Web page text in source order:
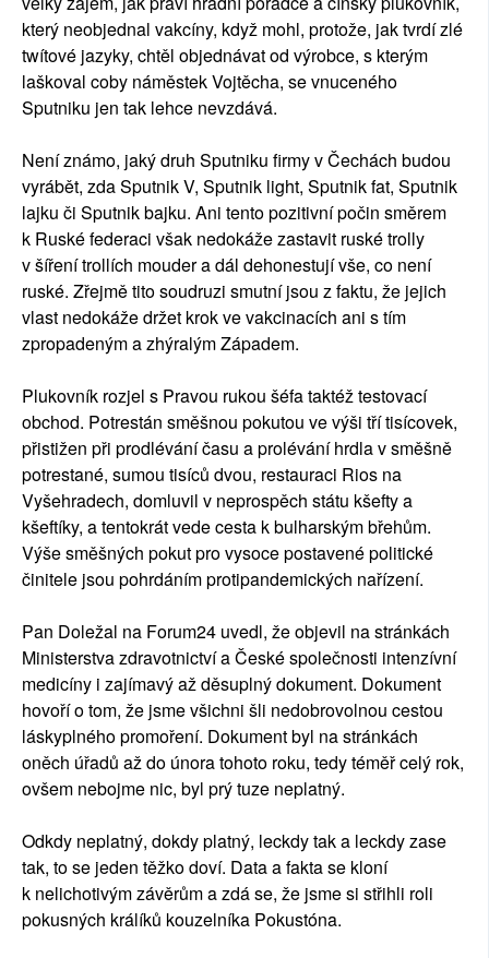
který neobjednal vakcíny, když mohl, protože, jak tvrdí zlé
twítové jazyky, chtěl objednávat od výrobce, s kterým
laškoval coby náměstek Vojtěcha, se vnuceného
Sputniku jen tak lehce nevzdává.
Není známo, jaký druh Sputniku firmy v Čechách budou
vyrábět, zda Sputnik V, Sputnik light, Sputnik fat, Sputnik
lajku či Sputnik bajku. Ani tento pozitivní počin směrem
k Ruské federaci však nedokáže zastavit ruské trolly
v šíření trollích mouder a dál dehonestují vše, co není
ruské. Zřejmě tito soudruzi smutní jsou z faktu, že jejich
vlast nedokáže držet krok ve vakcinacích ani s tím
zpropadeným a zhýralým Západem.
Plukovník rozjel s Pravou rukou šéfa taktéž testovací
obchod. Potrestán směšnou pokutou ve výši tří tisícovek,
přistižen při prodlévání času a prolévání hrdla v směšně
potrestané, sumou tisíců dvou, restauraci Rios na
Vyšehradech, domluvil v neprospěch státu kšefty a
kšeftíky, a tentokrát vede cesta k bulharským břehům.
Výše směšných pokut pro vysoce postavené politické
činitele jsou pohrdáním protipandemických nařízení.
Pan Doležal na Forum24 uvedl, že objevil na stránkách
Ministerstva zdravotnictví a České společnosti intenzívní
medicíny i zajímavý až děsuplný dokument. Dokument
hovoří o tom, že jsme všichni šli nedobrovolnou cestou
láskyplného promoření. Dokument byl na stránkách
oněch úřadů až do února tohoto roku, tedy téměř celý rok,
ovšem nebojme nic, byl prý tuze neplatný.
Odkdy neplatný, dokdy platný, leckdy tak a leckdy zase
tak, to se jeden těžko doví. Data a fakta se kloní
k nelichotivým závěrům a zdá se, že jsme si střihli roli
pokusných králíků kouzelníka Pokustóna.